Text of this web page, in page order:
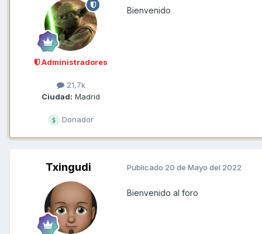
Administradores
21,7k
Ciudad: Madrid
Donador
Bienvenido
Txingudi Publicado 20 de Mayo del 2022
Bienvenido al foro